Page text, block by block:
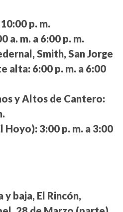
p. m.
a. m. a 6:00 p. m.
Smith, San Jorge
alta: 6:00 p. m. a 6:00
y Altos de Cantero:
Hoyo): 3:00 p. m. a 3:00
baja, El Rincón,